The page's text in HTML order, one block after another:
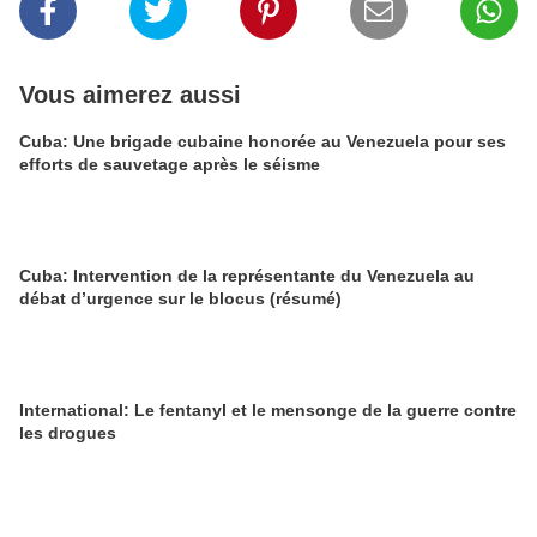
Vous aimerez aussi
Cuba: Une brigade cubaine honorée au Venezuela pour ses
efforts de sauvetage après le séisme
Cuba: Intervention de la représentante du Venezuela au
débat d’urgence sur le blocus (résumé)
International: Le fentanyl et le mensonge de la guerre contre
les drogues